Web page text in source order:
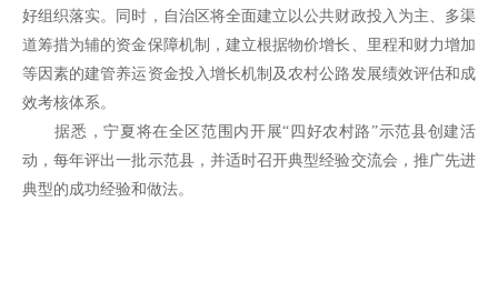
好组织落实。同时，自治区将全面建立以公共财政投入为主、多渠
道筹措为辅的资金保障机制，建立根据物价增长、里程和财力增加
等因素的建管养运资金投入增长机制及农村公路发展绩效评估和成
效考核体系。
据悉，宁夏将在全区范围内开展“四好农村路”示范县创建活
动，每年评出一批示范县，并适时召开典型经验交流会，推广先进
典型的成功经验和做法。